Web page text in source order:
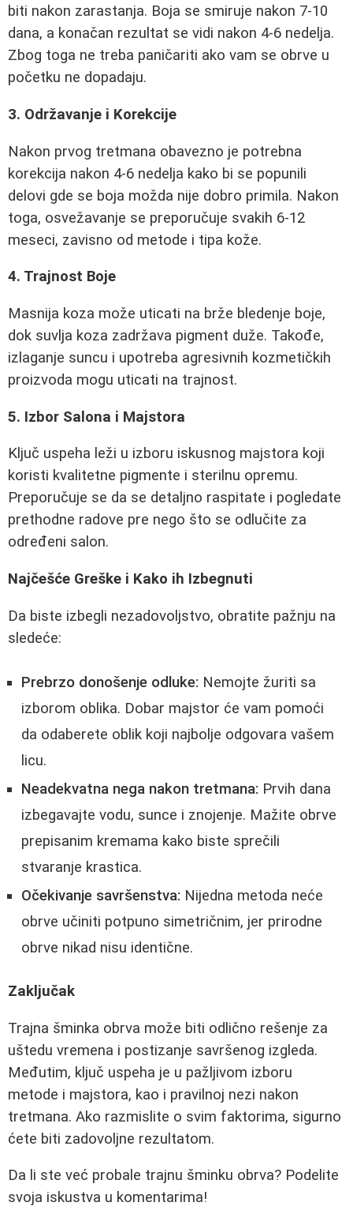
biti nakon zarastanja. Boja se smiruje nakon 7-10
dana, a konačan rezultat se vidi nakon 4-6 nedelja.
Zbog toga ne treba paničariti ako vam se obrve u
početku ne dopadaju.
3. Održavanje i Korekcije
Nakon prvog tretmana obavezno je potrebna
korekcija nakon 4-6 nedelja kako bi se popunili
delovi gde se boja možda nije dobro primila. Nakon
toga, osvežavanje se preporučuje svakih 6-12
meseci, zavisno od metode i tipa kože.
4. Trajnost Boje
Masnija koza može uticati na brže bledenje boje,
dok suvlja koza zadržava pigment duže. Takođe,
izlaganje suncu i upotreba agresivnih kozmetičkih
proizvoda mogu uticati na trajnost.
5. Izbor Salona i Majstora
Ključ uspeha leži u izboru iskusnog majstora koji
koristi kvalitetne pigmente i sterilnu opremu.
Preporučuje se da se detaljno raspitate i pogledate
prethodne radove pre nego što se odlučite za
određeni salon.
Najčešće Greške i Kako ih Izbegnuti
Da biste izbegli nezadovoljstvo, obratite pažnju na
sledeće:
Prebrzo donošenje odluke: Nemojte žuriti sa
izborom oblika. Dobar majstor će vam pomoći
da odaberete oblik koji najbolje odgovara vašem
licu.
Neadekvatna nega nakon tretmana: Prvih dana
izbegavajte vodu, sunce i znojenje. Mažite obrve
prepisanim kremama kako biste sprečili
stvaranje krastica.
Očekivanje savršenstva: Nijedna metoda neće
obrve učiniti potpuno simetričnim, jer prirodne
obrve nikad nisu identične.
Zaključak
Trajna šminka obrva može biti odlično rešenje za
uštedu vremena i postizanje savršenog izgleda.
Međutim, ključ uspeha je u pažljivom izboru
metode i majstora, kao i pravilnoj nezi nakon
tretmana. Ako razmislite o svim faktorima, sigurno
ćete biti zadovoljne rezultatom.
Da li ste već probale trajnu šminku obrva? Podelite
svoja iskustva u komentarima!